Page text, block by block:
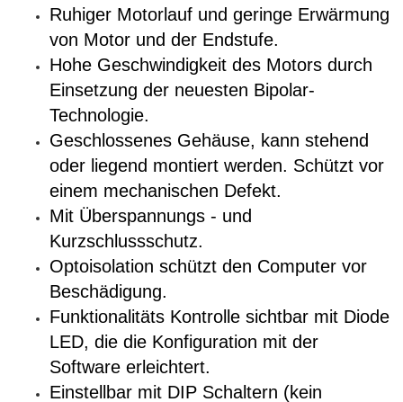
Ruhiger Motorlauf und geringe Erwärmung
von Motor und der Endstufe.
Hohe Geschwindigkeit des Motors durch
Einsetzung der neuesten Bipolar-
Technologie.
Geschlossenes Gehäuse, kann stehend
oder liegend montiert werden. Schützt vor
einem mechanischen Defekt.
Mit Überspannungs - und
Kurzschlussschutz.
Optoisolation schützt den Computer vor
Beschädigung.
Funktionalitäts Kontrolle sichtbar mit Diode
LED, die die Konfiguration mit der
Software erleichtert.
Einstellbar mit DIP Schaltern (kein